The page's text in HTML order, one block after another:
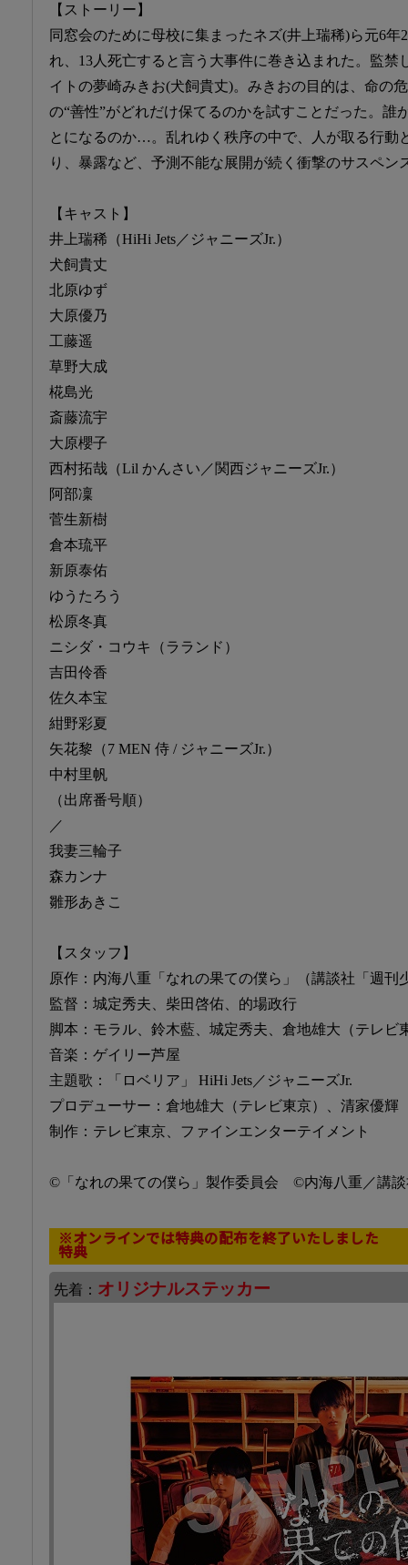
【ストーリー】
同窓会のために母校に集まったネズ(井上瑞稀)ら元6年
れ、13人死亡すると言う大事件に巻き込まれた。監禁
イトの夢崎みきお(犬飼貴丈)。みきおの目的は、命の
の“善性”がどれだけ保てるのかを試すことだった。誰
とになるのか…。乱れゆく秩序の中で、人が取る行
り、暴露など、予測不能な展開が続く衝撃のサスペン
【キャスト】
井上瑞稀（HiHi Jets／ジャニーズJr.）
犬飼貴丈
北原ゆず
大原優乃
工藤遥
草野大成
椛島光
斎藤流宇
大原櫻子
西村拓哉（Lil かんさい／関西ジャニーズJr.）
阿部凜
菅生新樹
倉本琉平
新原泰佑
ゆうたろう
松原冬真
ニシダ・コウキ（ラランド）
吉田伶香
佐久本宝
紺野彩夏
矢花黎（7 MEN 侍 / ジャニーズJr.）
中村里帆
（出席番号順）
／
我妻三輪子
森カンナ
雛形あきこ
【スタッフ】
原作：内海八重「なれの果ての僕ら」（講談社「週刊
監督：城定秀夫、柴田啓佑、的場政行
脚本：モラル、鈴木藍、城定秀夫、倉地雄大（テレビ
音楽：ゲイリー芦屋
主題歌：「ロベリア」 HiHi Jets／ジャニーズJr.
プロデューサー：倉地雄大（テレビ東京）、清家優輝
制作：テレビ東京、ファインエンターテイメント
©「なれの果ての僕ら」製作委員会 ©内海八重／講
※オンラインでは特典の配布を終了いたしました
特典
先着： オリジナルステッカー